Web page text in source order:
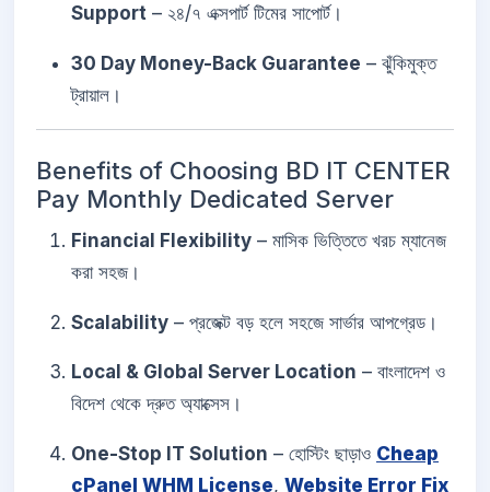
Support – ২৪/৭ এক্সপার্ট টিমের সাপোর্ট।
30 Day Money-Back Guarantee – ঝুঁকিমুক্ত
ট্রায়াল।
Benefits of Choosing BD IT CENTER
Pay Monthly Dedicated Server
Financial Flexibility – মাসিক ভিত্তিতে খরচ ম্যানেজ
করা সহজ।
Scalability – প্রজেক্ট বড় হলে সহজে সার্ভার আপগ্রেড।
Local & Global Server Location – বাংলাদেশ ও
বিদেশ থেকে দ্রুত অ্যাক্সেস।
One-Stop IT Solution – হোস্টিং ছাড়াও Cheap
cPanel WHM License, Website Error Fix